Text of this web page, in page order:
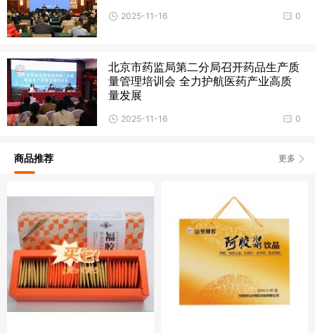
0
2025-11-16
北京市药监局第二分局召开药品生产质
量管理培训会 全力护航医药产业高质
量发展
0
2025-11-16
更多
商品推荐